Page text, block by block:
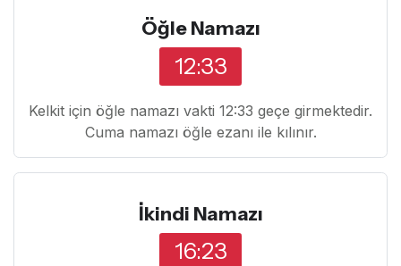
Öğle Namazı
12:33
Kelkit için öğle namazı vakti 12:33 geçe girmektedir.
Cuma namazı öğle ezanı ile kılınır.
İkindi Namazı
16:23